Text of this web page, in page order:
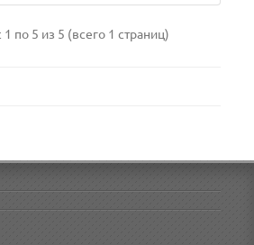
1 по 5 из 5 (всего 1 страниц)